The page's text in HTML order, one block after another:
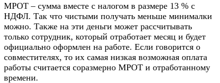
МРОТ – сумма вместе с налогом в размере 13 % с
НДФЛ. Так что чистыми получать меньше минималки
можно. Также на эти деньги может рассчитывать
только сотрудник, который отработает месяц и будет
официально оформлен на работе. Если говорится о
совместителях, то их самая низкая возможная оплата
работы считается соразмерно МРОТ и отработанному
времени.